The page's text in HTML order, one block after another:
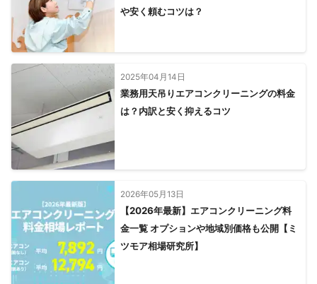
や安く頼むコツは？
2025年04月14日
業務用天吊りエアコンクリーニングの料金
は？内訳と安く抑えるコツ
2026年05月13日
【2026年最新】エアコンクリーニング料
金一覧 オプションや地域別価格も公開【ミ
ツモア相場研究所】